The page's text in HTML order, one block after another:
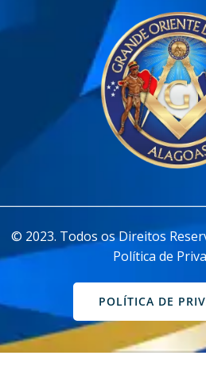
© 2023. Todos os Direitos
Política de
POLÍTICA DE